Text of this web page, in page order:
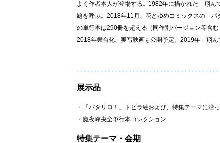
よく作者本人が登場する。1982年に描かれた「翔
題を呼ぶ。2018年11月、花とゆめコミックスの「
の単行本は290冊を超える（同作別バージョン等含
2018年舞台化、実写映画も公開予定。2019年「翔ん
展示品
・「パタリロ！」トビラ絵および、特集テーマに沿
・魔夜峰央全単行本コレクション
特集テーマ・会期